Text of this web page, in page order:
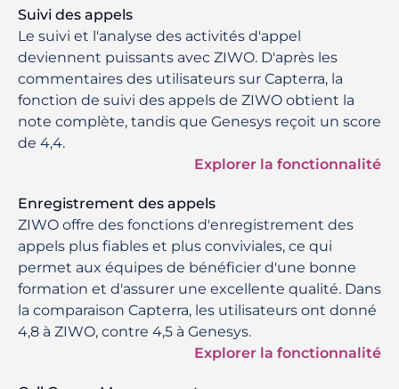
Suivi des appels
Le suivi et l'analyse des activités d'appel
deviennent puissants avec ZIWO. D'après les
commentaires des utilisateurs sur Capterra, la
fonction de suivi des appels de ZIWO obtient la
note complète, tandis que Genesys reçoit un score
de 4,4.
Explorer la fonctionnalité
Enregistrement des appels
ZIWO offre des fonctions d'enregistrement des
appels plus fiables et plus conviviales, ce qui
permet aux équipes de bénéficier d'une bonne
formation et d'assurer une excellente qualité. Dans
la comparaison Capterra, les utilisateurs ont donné
4,8 à ZIWO, contre 4,5 à Genesys.
Explorer la fonctionnalité